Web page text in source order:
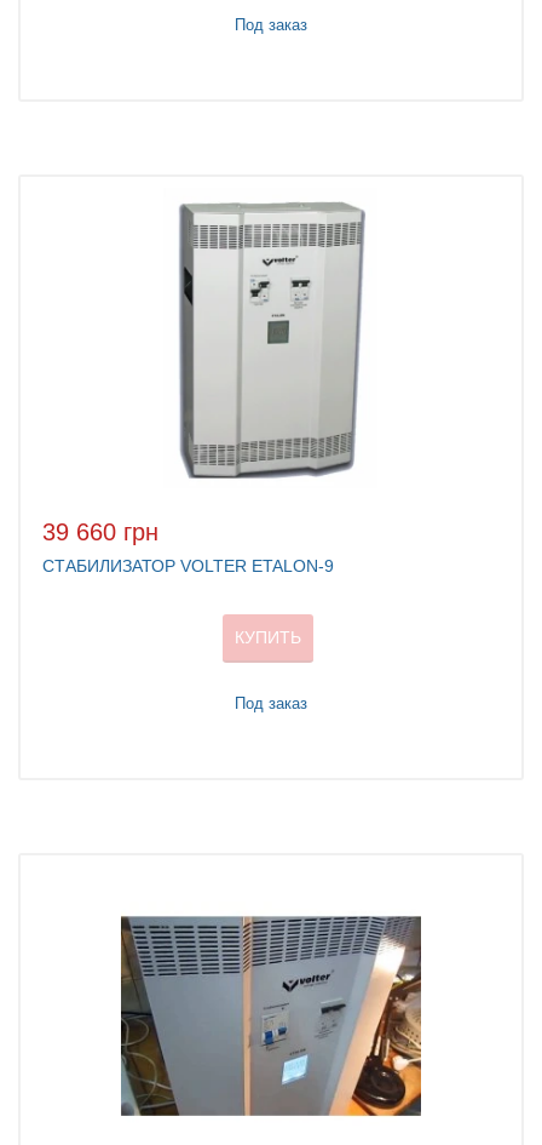
Под заказ
39 660 грн
СТАБИЛИЗАТОР VOLTER ETALON-9
КУПИТЬ
Под заказ